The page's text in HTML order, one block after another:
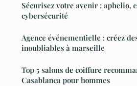
Sécurisez votre avenir : aphelio,
cybersécurité
Agence événementielle : créez
inoubliables à marseille
Top 5 salons de coiffure
Casablanca pour hommes